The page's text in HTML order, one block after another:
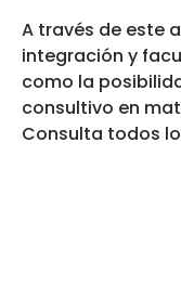
A través de este
integración y
como la
consultivo en
Consulta todos